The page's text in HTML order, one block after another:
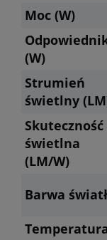
Moc (W)
(W)
Strumień
świetlny
Skuteczność
świetlna
(LM/W)
Barwa